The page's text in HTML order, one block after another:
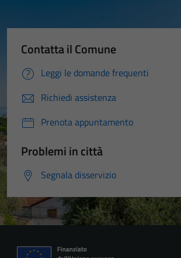
Contatta il Comune
Leggi le domande frequenti
Richiedi assistenza
Prenota appuntamento
Problemi in città
Segnala disservizio